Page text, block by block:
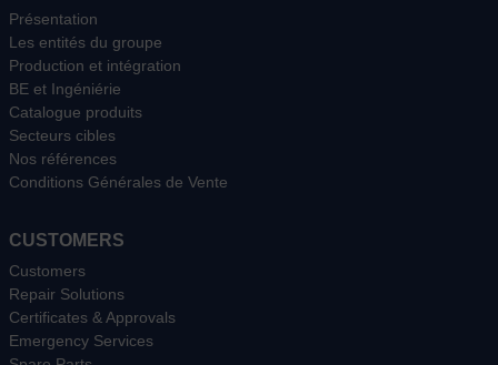
Présentation
Les entités du groupe
Production et intégration
BE et Ingéniérie
Catalogue produits
Secteurs cibles
Nos références
Conditions Générales de Vente
CUSTOMERS
Customers
Repair Solutions
Certificates & Approvals
Emergency Services